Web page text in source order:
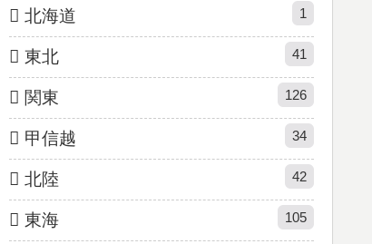
北海道 1
東北 41
関東 126
甲信越 34
北陸 42
東海 105